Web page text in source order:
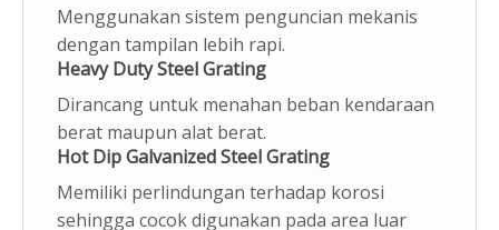
Menggunakan sistem penguncian mekanis
dengan tampilan lebih rapi.
Heavy Duty Steel Grating
Dirancang untuk menahan beban kendaraan
berat maupun alat berat.
Hot Dip Galvanized Steel Grating
Memiliki perlindungan terhadap korosi
sehingga cocok digunakan pada area luar